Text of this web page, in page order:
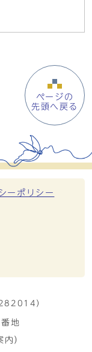
ページの
先頭へ戻る
ーポリシー
）
地
内）